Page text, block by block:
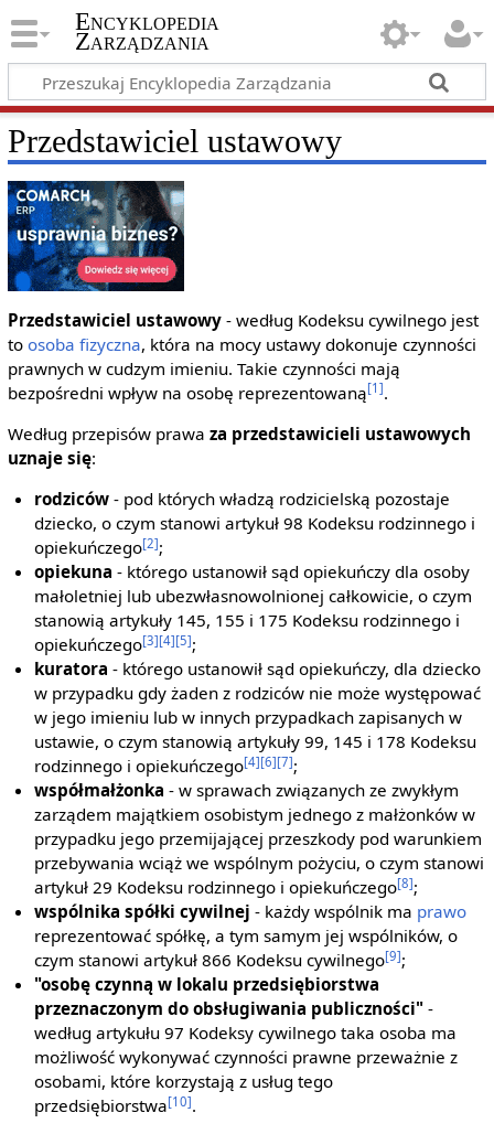
Encyklopedia
Zarządzania
Przedstawiciel ustawowy
Przedstawiciel ustawowy- według Kodeksu cywilnego jest
to osoba fizyczna, która na mocy ustawy dokonuje czynności
prawnych w cudzym imieniu. Takie czynności mają
bezpośredni wpływ na osobę reprezentowaną[1].
Według przepisów prawa za przedstawicieli ustawowych
uznaje się:
rodziców - pod których władzą rodzicielską pozostaje
dziecko, o czym stanowi artykuł 98 Kodeksu rodzinnego i
opiekuńczego[2];
opiekuna - którego ustanowił sąd opiekuńczy dla osoby
małoletniej lub ubezwłasnowolnionej całkowicie, o czym
stanowią artykuły 145, 155 i 175 Kodeksu rodzinnego i
opiekuńczego[3][4][5];
kuratora - którego ustanowił sąd opiekuńczy, dla dziecko
w przypadku gdy żaden z rodziców nie może występować
w jego imieniu lub w innych przypadkach zapisanych w
ustawie, o czym stanowią artykuły 99, 145 i 178 Kodeksu
rodzinnego i opiekuńczego[4][6][7];
współmałżonka - w sprawach związanych ze zwykłym
zarządem majątkiem osobistym jednego z małżonków w
przypadku jego przemijającej przeszkody pod warunkiem
przebywania wciąż we wspólnym pożyciu, o czym stanowi
artykuł 29 Kodeksu rodzinnego i opiekuńczego[8];
wspólnika spółki cywilnej - każdy wspólnik ma prawo
reprezentować spółkę, a tym samym jej wspólników, o
czym stanowi artykuł 866 Kodeksu cywilnego[9];
"osobę czynną w lokalu przedsiębiorstwa
przeznaczonym do obsługiwania publiczności" -
według artykułu 97 Kodeksy cywilnego taka osoba ma
możliwość wykonywać czynności prawne przeważnie z
osobami, które korzystają z usług tego
przedsiębiorstwa[10].